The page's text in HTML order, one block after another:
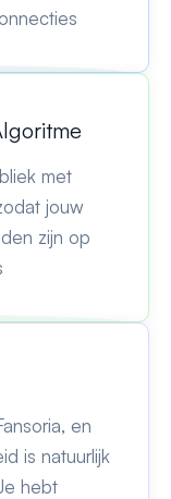
met
jouw
zijn op
en
is natuurlijk
hebt